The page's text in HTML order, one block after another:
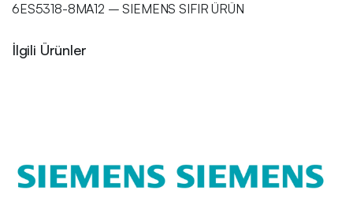
6ES5318-8MA12 – SIEMENS SIFIR ÜRÜN
İlgili Ürünler